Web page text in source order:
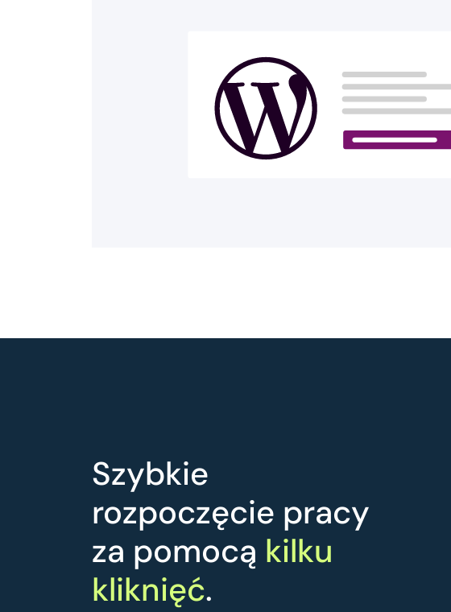
Szybkie
rozpoczęcie pracy
za pomocą kilku
kliknięć.